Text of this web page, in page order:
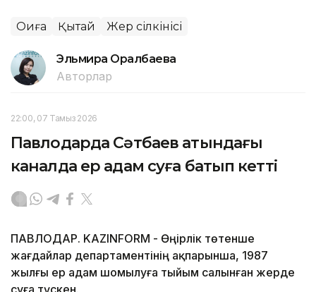
Оқиға Қытай Жер сілкінісі
Эльмира Оралбаева
Авторлар
22:00, 07 Тамыз 2026
Павлодарда Сәтбаев атындағы
каналда ер адам суға батып кетті
ПАВЛОДАР. KAZINFORM - Өңірлік төтенше
жағдайлар департаментінің ақпарынша, 1987
жылғы ер адам шомылуға тыйым салынған жерде